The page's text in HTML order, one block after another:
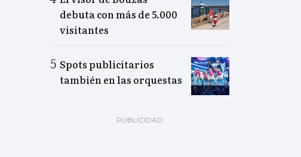
debuta con más de 5.000
visitantes
Spots publicitarios
también en las orquestas